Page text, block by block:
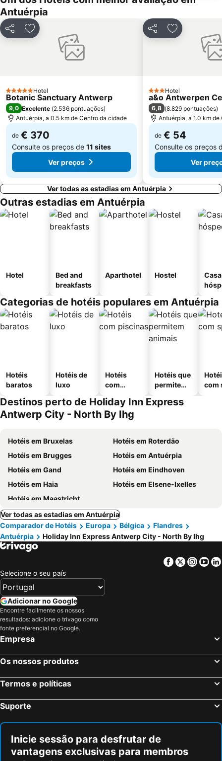
du Cinquantenaire
King's Square
Parc Léopold
Matongue
Leuven in Scene
Palais de Justice
Bois de la Cambre
Antuérpia
PartilharAdicionar aos favoritos
5 EstrelasHotel
Botanic Sanctuary Antwerp
9,0 Excelente (2.536 pontuações)
Antuérpia, a 0.5 km de Centro da cidade
de € 370
Consulte os preços de 11 sites
Ver preços
PartilharAdicionar
3 Estrelas
Hotel
a&o Antwerpen
6,8 (8.829 pontuações)
Antuérpia, a 1.0 km
de € 54
Consulte os preços
Ver
Ver todas as estadias em Antuérpia
Outras estadias em Antuérpia
Hotel
Bed and
breakfasts
Aparthotel Hostel
Categorias de hotéis populares em Antuérpia
Hotéis
baratos
Hotéis de
luxo
Hotéis
com
Hotéis que
permitem
com
Destinos perto de Holiday Inn Express
Antwerp City - North By Ihg
Hotéis em Bruxelas
Hotéis em Roterdão
Hotéis em Brugges
Hotéis em Antuérpia
Hotéis em Gand
Hotéis em Eindhoven
Hotéis em Haia
Hotéis em Elsene-Ixelles
Hotéis em Maastricht
Ver todas as estadias em Antuérpia
Comparador de Hotéis
Europa Bélgica
Flandres
Antuérpia
Holiday Inn Express Antwerp City - North By Ihg
Facebook
Twitter
Selecione o seu país
Adicionar no Google
Encontre facilmente os nossos
resultados: adicione o trivago como
fonte preferencial no Google.
Empresa
Os nossos produtos
Termos e políticas
Suporte
Inicie sessão para desfrutar de
vantagens exclusivas para membros